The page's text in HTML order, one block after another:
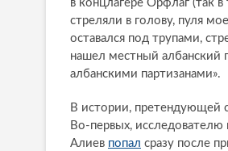
в концлагере Орфлаг (так
стреляли в голову, пуля
оставался под трупами,
нашел местный албанский
албанскими партизанами».
В истории, претендующей
Во-первых,
Алиев попал сразу после